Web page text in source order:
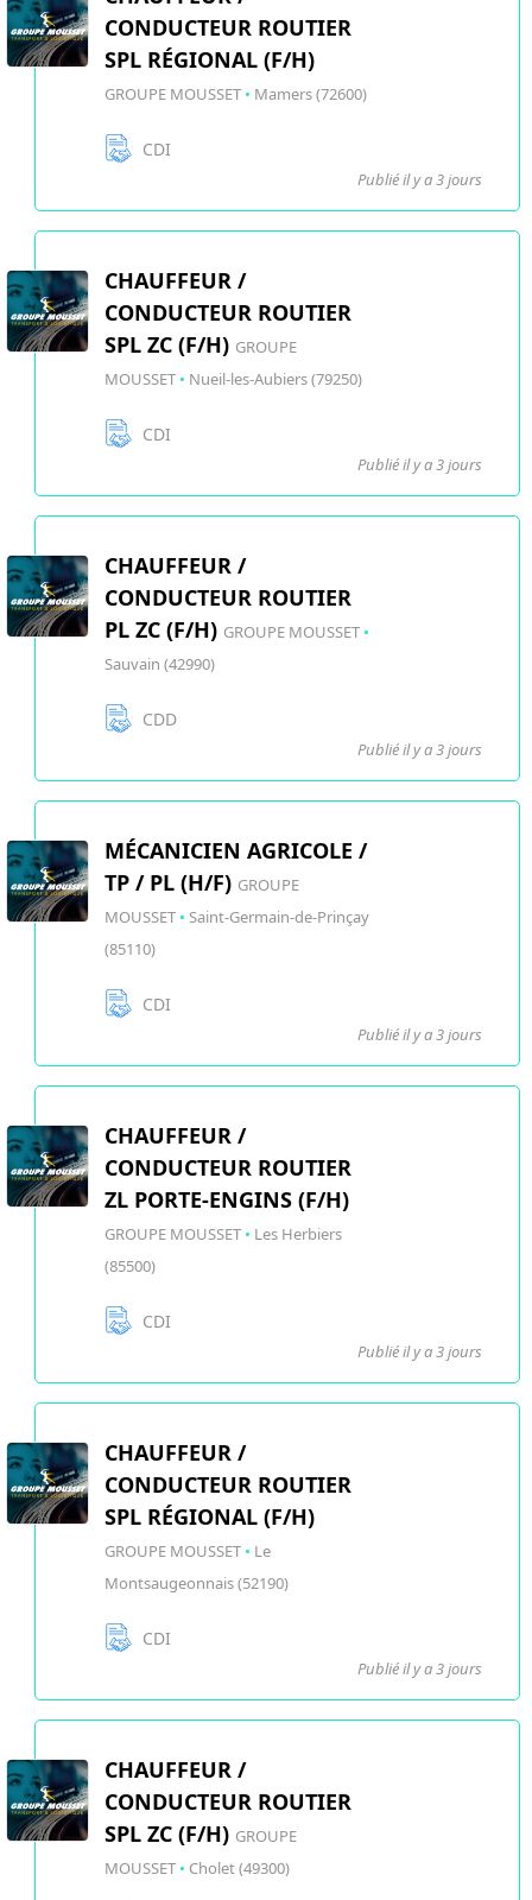
CONDUCTEUR ROUTIER
SPL RÉGIONAL (F/H)
GROUPE MOUSSET • Mamers (72600)
CDI
Publié il y a 3 jours
CHAUFFEUR /
CONDUCTEUR ROUTIER
SPL ZC (F/H) GROUPE
MOUSSET • Nueil-les-Aubiers (79250)
CDI
Publié il y a 3 jours
CHAUFFEUR /
CONDUCTEUR ROUTIER
PL ZC (F/H) GROUPE MOUSSET •
Sauvain (42990)
CDD
Publié il y a 3 jours
MÉCANICIEN AGRICOLE /
TP / PL (H/F) GROUPE
MOUSSET • Saint-Germain-de-Prinçay
(85110)
CDI
Publié il y a 3 jours
CHAUFFEUR /
CONDUCTEUR ROUTIER
ZL PORTE-ENGINS (F/H)
GROUPE MOUSSET • Les Herbiers
(85500)
CDI
Publié il y a 3 jours
CHAUFFEUR /
CONDUCTEUR ROUTIER
SPL RÉGIONAL (F/H)
GROUPE MOUSSET • Le
Montsaugeonnais (52190)
CDI
Publié il y a 3 jours
CHAUFFEUR /
CONDUCTEUR ROUTIER
SPL ZC (F/H) GROUPE
MOUSSET • Cholet (49300)